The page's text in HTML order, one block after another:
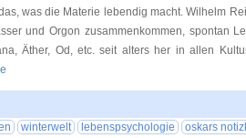
was die Materie lebendig macht. Wilhelm
und Orgon zusammenkommen, spontan
Äther, Od, etc. seit alters her in allen
winterwelt lebenspsychologie
oskars